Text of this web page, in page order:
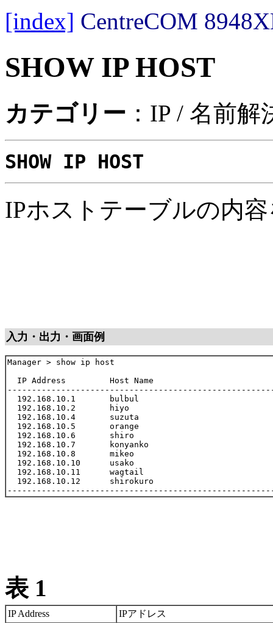
[index] CentreCOM
SHOW IP HOST
カテゴリー ：IP / 名前解
SHOW IP HOST
IPホストテーブルの内
入力・出力・画面例
Manager > show ip host
  IP Address         Host Name
  192.168.10.1       bulbul
  192.168.10.2       hiyo
  192.168.10.4       suzuta
  192.168.10.5       orange
  192.168.10.6       shiro
  192.168.10.7       konyanko
  192.168.10.8       mikeo
  192.168.10.10      usako
  192.168.10.11      wagtail
  192.168.10.12      shirokuro
表 1
IP Address
IPアドレス